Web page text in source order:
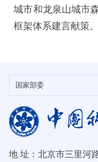
城市和龙泉山城市
框架体系建言献策。
地 址：北京市三里